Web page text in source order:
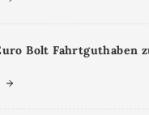
Bolt Fahrtguthaben